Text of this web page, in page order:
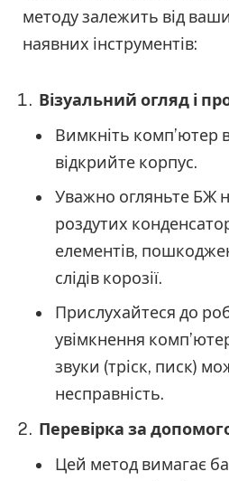
методу залежить від
наявних інструментів:
Візуальний огляд і
Вимкніть комп’ютер
відкрийте корпус.
Уважно огляньте БЖ
роздутих
елементів,
слідів корозії.
Прислухайтеся до
увімкнення
звуки (тріск, писк)
несправність.
Перевірка за
Цей метод вимагає